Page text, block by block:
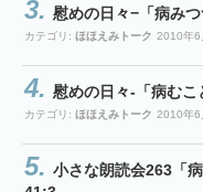
慰めの日々−「病み
カテゴリ: ほほえみトーク 2010年6
慰めの日々-「病むこ
カテゴリ: ほほえみトーク 2010年6
小さな朗読会263「